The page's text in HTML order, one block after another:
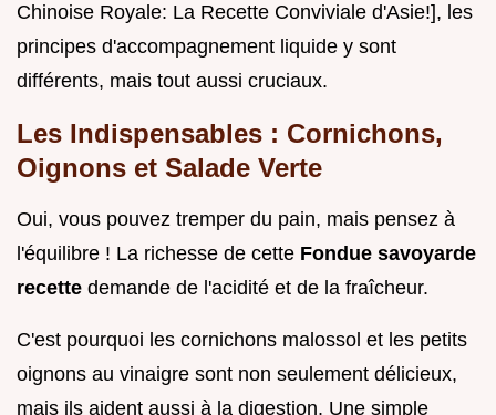
Chinoise Royale: La Recette Conviviale d'Asie!], les
principes d'accompagnement liquide y sont
différents, mais tout aussi cruciaux.
Les Indispensables : Cornichons,
Oignons et Salade Verte
Oui, vous pouvez tremper du pain, mais pensez à
l'équilibre ! La richesse de cette Fondue savoyarde
recette demande de l'acidité et de la fraîcheur.
C'est pourquoi les cornichons malossol et les petits
oignons au vinaigre sont non seulement délicieux,
mais ils aident aussi à la digestion. Une simple